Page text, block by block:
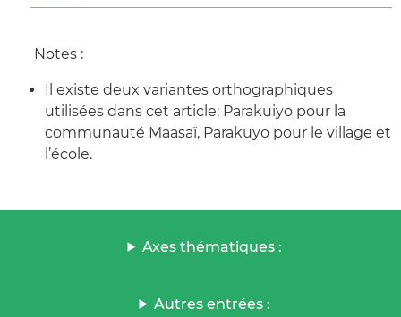
Notes :
Il existe deux variantes orthographiques
utilisées dans cet article: Parakuiyo pour la
communauté Maasaï, Parakuyo pour le village et
l’école.
Axes thématiques :
Autres entrées :